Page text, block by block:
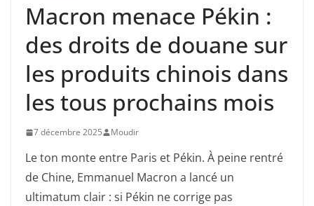
Macron menace Pékin :
des droits de douane sur
les produits chinois dans
les tous prochains mois
7 décembre 2025 Moudir
Le ton monte entre Paris et Pékin. À peine rentré
de Chine, Emmanuel Macron a lancé un
ultimatum clair : si Pékin ne corrige pas